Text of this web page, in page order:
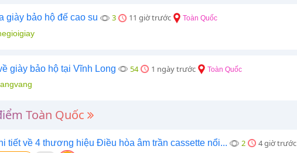
giày bảo hộ đế cao su 3 11 giờ trước Toàn Quốc
giày bảo hộ tại Vĩnh Long 54 1 ngày trước Toàn Quốc
Toàn Quốc
tiết về 4 thương hiệu Điều hòa âm trần cassette nổi... 2 4 giờ trước